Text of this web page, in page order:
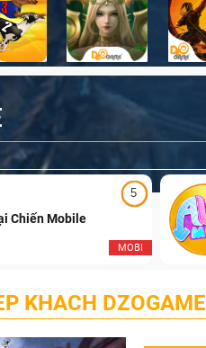
5
MOBI
Chiến Mobile
KHACH DZOGAME